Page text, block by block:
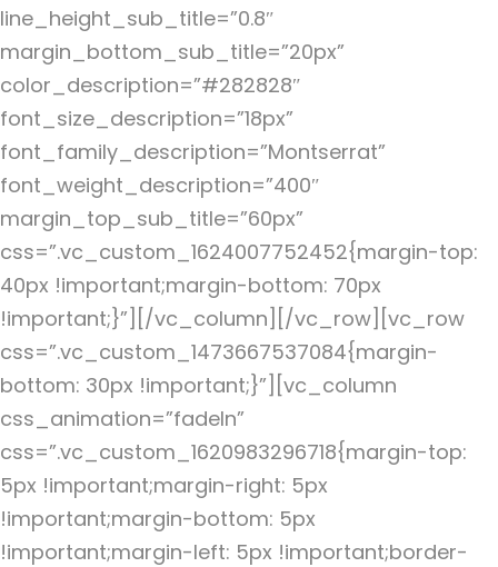
line_height_sub_title=”0.8″
margin_bottom_sub_title=”20px”
color_description=”#282828″
font_size_description=”18px”
font_family_description=”Montserrat”
font_weight_description=”400″
margin_top_sub_title=”60px”
css=”.vc_custom_1624007752452{margin-top:
40px !important;margin-bottom: 70px
!important;}”][/vc_column][/vc_row] [vc_row
css=”.vc_custom_1473667537084{margin-
bottom: 30px !important;}”][vc_column
css_animation=”fadeIn”
css=”.vc_custom_1620983296718{margin-top:
5px !important;margin-right: 5px
!important;margin-bottom: 5px
!important;margin-left: 5px !important;border-